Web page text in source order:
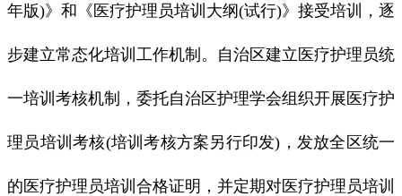
年版)》和《医疗护理员培训大纲(试行)》接受培训，逐
步建立常态化培训工作机制。自治区建立医疗护理员统
一培训考核机制，委托自治区护理学会组织开展医疗护
理员培训考核(培训考核方案另行印发)，发放全区统一
的医疗护理员培训合格证明，并定期对医疗护理员培训